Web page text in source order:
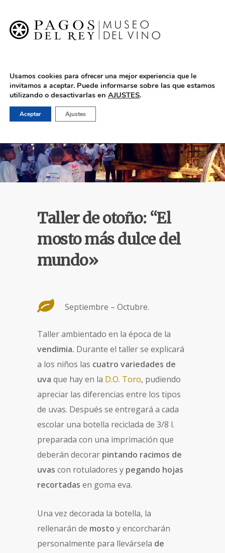
English
Taller de otoño: “El
mosto más dulce del
mundo»
Septiembre – Octubre.
Taller ambientado en la época de la
vendimia. Durante el taller se explicará
a los niños las cuatro variedades de
uva que hay en la D.O. Toro, pudiendo
apreciar las diferencias entre los tipos
de uvas. Después se entregará a cada
escolar una botella reciclada de 3/8 l.
preparada con una imprimación que
deberán decorar pintando racimos de
uvas con rotuladores y pegando hojas
recortadas en goma eva.
Una vez decorada la botella, la
rellenarán de mosto y encorcharán
personalmente para llevársela de
Usamos cookies para ofrecer una mejor experiencia que le
invitamos a aceptar. Puede informarse sobre las que estamos
utilizando o desactivarlas en AJUSTES.
Aceptar Ajustes